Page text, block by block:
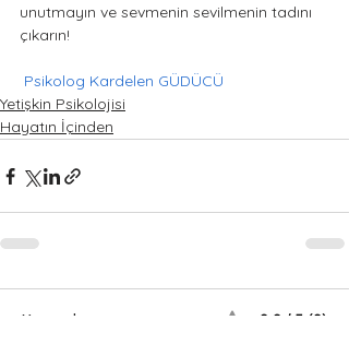
unutmayın ve sevmenin sevilmenin tadını
çıkarın!
Psikolog Kardelen GÜDÜCÜ
Yetişkin Psikolojisi
Hayatın İçinden
Yorumlar 0.0 / 5 (0)